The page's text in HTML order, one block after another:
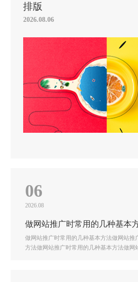
排版
2026.08.06
06
2026.08
做网站推广时常用的几种基本
做网站推广时常用的几种基本方法做网站推
方法做网站推广时常用的几种基本方法做网